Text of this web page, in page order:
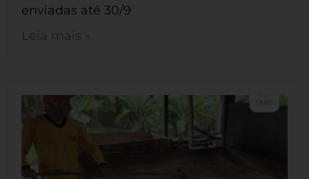
enviadas até 30/9
Leia mais »